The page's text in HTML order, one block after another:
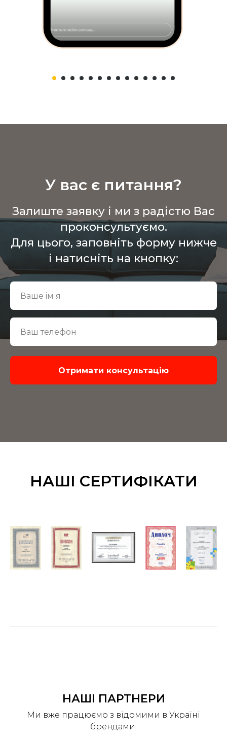
У вас є питання?
Залиште заявку і ми з радістю Вас
проконсультуємо.
Для цього, заповніть форму нижче
і натисніть на кнопку:
Отримати консультацiю
НАШІ СЕРТИФІКАТИ
НАШI ПАРТНЕРИ
Ми вже працюємо з відомими в Україні
брендами: